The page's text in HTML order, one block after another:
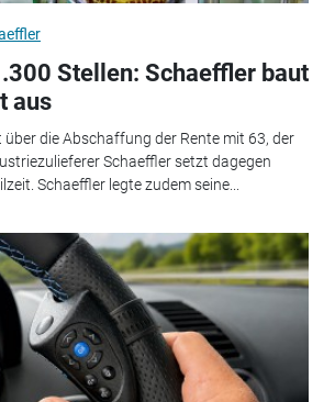
Stellen: Schaeffler baut
aus
über die Abschaffung der Rente mit 63, der
Schaeffler setzt dagegen
Schaeffler legte zudem seine...